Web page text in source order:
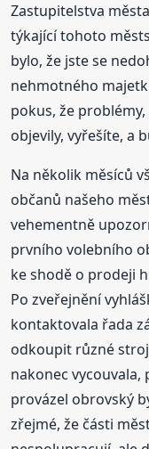
Zastupitelstva
týkající tohoto
bylo, že jste se
nehmotného
pokus, že
objevily, vyřešíte, a
Na několik měsíců
občanů našeho
vehementně
prvního volebního
ke shodě o prodeji
Po zveřejnění
kontaktovala řada
odkoupit různé
nakonec
provázel obrovský
zřejmé, že části